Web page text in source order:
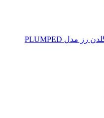
رژ لب مایع حجم دهنده براق گلدن رز مدل PLUMPED